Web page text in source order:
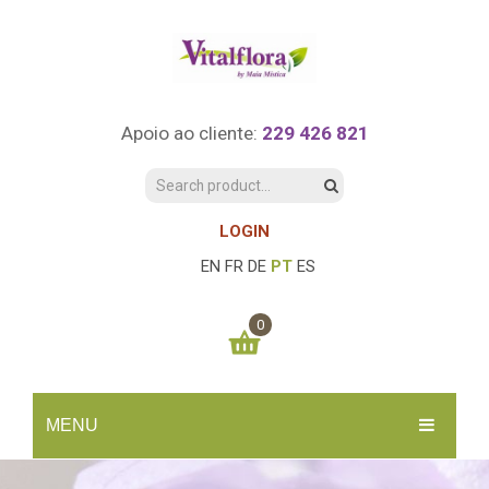
Apoio ao cliente: 229 426 821
LOGIN
EN FR DE PT ES
MENU
0
You have no items in your shopping cart
SUBTOTAL: 0.00€